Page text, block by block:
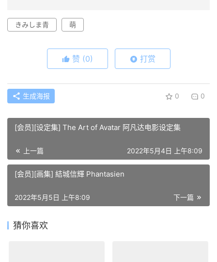
きみしま青 萌
赞 (0) 打赏
生成海报 0 0
[会员][设定集] The Art of Avatar 阿凡达电影设定集
上一篇 2022年5月4日 上午8:09
[会员][画集] 結城信輝 Phantasien
下一篇
2022年5月5日 上午8:09
猜你喜欢